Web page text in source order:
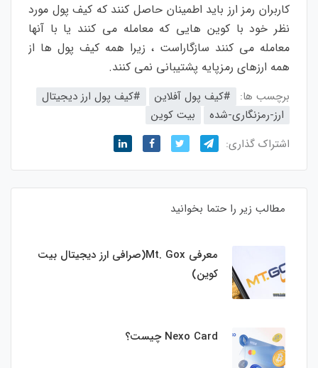
کاربران رمز ارز باید اطمینان حاصل کنند که کیف پول مورد
نظر خود با کوین هایی که معامله می کنند یا با آنها
معامله می کنند سازگاراست ، زیرا همه کیف پول ها از
همه ارزهای رمزپایه پشتیبانی نمی کنند.
برچسب ها: #کیف پول آفلاین
#کیف پول ارز دیجیتال
ارز-رمزنگاری-شده
بیت کوین
اشتراک گذاری:
مطالب زیر را حتما بخوانید
معرفی Mt. Gox(صرافی ارز دیجیتال بیت
کوین)
Nexo Card چیست؟